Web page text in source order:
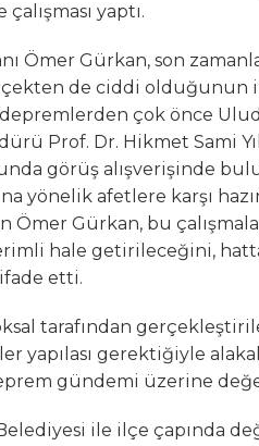
yaptı.
Ömer Gürkan, son
de ciddi olduğunun
çok önce
Prof. Dr. Hikmet Sami
görüş alışverişinde
yönelik afetlere karşı
Gürkan, bu
hale getirileceğini,
ifade etti.
tarafından
yapılası gerektiğiyle
gündemi üzerine
ile ilçe çapında